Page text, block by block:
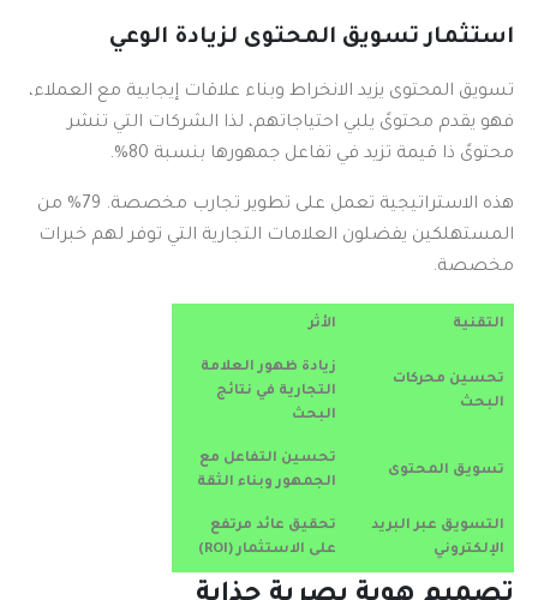
استثمار تسويق المحتوى لزيادة الوعي
تسويق المحتوى يزيد الانخراط وبناء علاقات إيجابية مع العملاء،
فهو يقدم محتوىً يلبي احتياجاتهم، لذا الشركات التي تنشر
محتوىً ذا قيمة تزيد في تفاعل جمهورها بنسبة 80%.
هذه الاستراتيجية تعمل على تطوير تجارب مخصصة. 79% من
المستهلكين يفضلون العلامات التجارية التي توفر لهم خبرات
مخصصة.
التقنية الأثر
تحسين محركات
البحث
زيادة ظهور العلامة
التجارية في نتائج
البحث
تسويق المحتوى
تحسين التفاعل مع
الجمهور وبناء الثقة
التسويق عبر البريد
الإلكتروني
تحقيق عائد مرتفع
على الاستثمار (ROI)